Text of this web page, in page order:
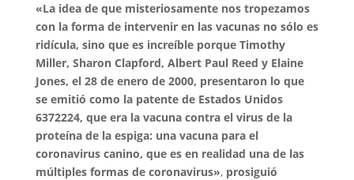
«La idea de que misteriosamente nos tropezamos
con la forma de intervenir en las vacunas no sólo es
ridícula, sino que es increíble porque Timothy
Miller, Sharon Clapford, Albert Paul Reed y Elaine
Jones, el 28 de enero de 2000, presentaron lo que
se emitió como la patente de Estados Unidos
6372224, que era la vacuna contra el virus de la
proteína de la espiga: una vacuna para el
coronavirus canino, que es en realidad una de las
múltiples formas de coronavirus», prosiguió